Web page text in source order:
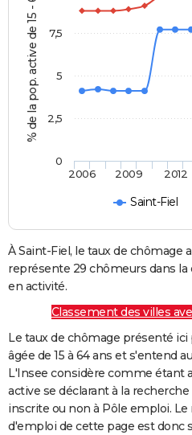
% de la pop. active de 15 - 64 ans
Saint-Fiel
2006 2009 2012
0
2,5
5
7,5
À Saint-Fiel, le taux de chômage
représente 29 chômeurs dans
en activité.
Classement des villes
Le taux de chômage présenté
âgée de 15 à 64 ans et s'entend
L'Insee considère comme étant
active se déclarant à la
inscrite ou non à Pôle emploi.
d'emploi de cette page est donc